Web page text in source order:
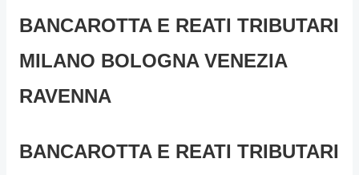
BANCAROTTA E REATI TRIBUTARI
MILANO BOLOGNA VENEZIA
RAVENNA
BANCAROTTA E REATI TRIBUTARI